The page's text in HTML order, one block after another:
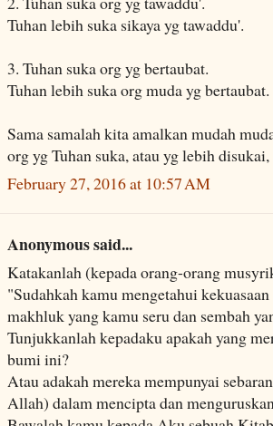
Tuhan lebih suka sikaya yg tawaddu'.
3. Tuhan suka org yg bertaubat.
Tuhan lebih suka org muda yg bertaubat.
Sama samalah kita amalkan mudah
org yg Tuhan suka, atau yg lebih
February 27, 2016 at 10:57 AM
Anonymous said...
Katakanlah (kepada orang-orang
"Sudahkah kamu mengetahui
makhluk yang kamu seru dan sembah
Tunjukkanlah kepadaku apakah yang
bumi ini?
Atau adakah mereka mempunyai
Allah) dalam mencipta dan